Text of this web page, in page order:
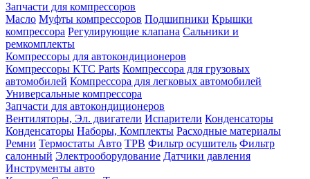
Запчасти для компрессоров
Масло Муфты компрессоров Подшипники Крышки
компрессора Регулирующие клапана Сальники и
ремкомплекты
Компрессоры для автокондиционеров
Компрессоры KTC Parts Компрессора для грузовых
автомобилей Компрессора для легковых автомобилей
Универсальные компрессора
Запчасти для автокондиционеров
Вентиляторы, Эл. двигатели Испарители Конденсаторы
Конденсаторы Наборы, Комплекты Расходные материалы
Ремни Термостаты Авто ТРВ Фильтр осушитель Фильтр
салонный Электрооборудование Датчики давления
Инструменты авто